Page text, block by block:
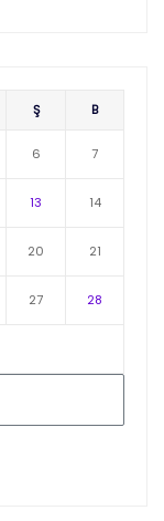
Ş B
6 7
13 14
20 21
27 28